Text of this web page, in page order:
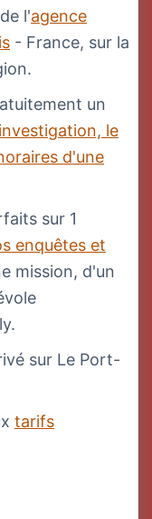
l'agence
- France, sur la
un
le
d'une
sur 1
enquêtes et
mission, d'un
sur Le Port-
tarifs